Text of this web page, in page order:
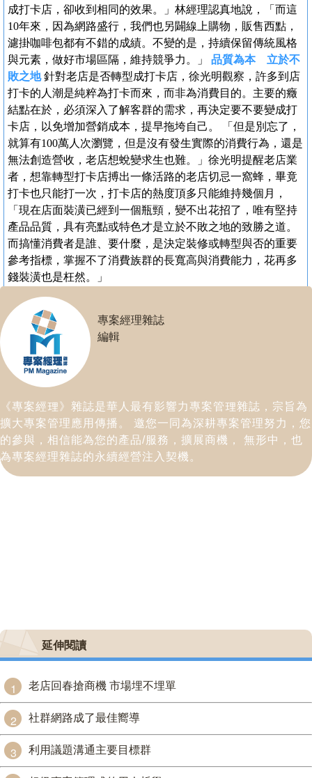
成打卡店，卻收到相同的效果。」林經理認真地說，「而這
10年來，因為網路盛行，我們也另闢線上購物，販售西點，
濾掛咖啡包都有不錯的成績。不變的是，持續保留傳統風格
與元素，做好市場區隔，維持競爭力。」 品質為本 立於不
敗之地針對老店是否轉型成打卡店，徐光明觀察，許多到店
打卡的人潮是純粹為打卡而來，而非為消費目的。主要的癥
結點在於，必須深入了解客群的需求，再決定要不要變成打
卡店，以免增加營銷成本，提早拖垮自己。 「但是別忘了，
就算有100萬人次瀏覽，但是沒有發生實際的消費行為，還是
無法創造營收，老店想蛻變求生也難。」徐光明提醒老店業
者，想靠轉型打卡店搏出一條活路的老店切忌一窩蜂，畢竟
打卡也只能打一次，打卡店的熱度頂多只能維持幾個月，
「現在店面裝潢已經到一個瓶頸，變不出花招了，唯有堅持
產品品質，具有亮點或特色才是立於不敗之地的致勝之道。
而搞懂消費者是誰、要什麼，是決定裝修或轉型與否的重要
參考指標，掌握不了消費族群的長寬高與消費能力，花再多
錢裝潢也是枉然。」
專案經理雜誌
編輯
《專案經理》雜誌是華人最有影響力專案管理雜誌，宗旨為
擴大專案管理應用傳播。 邀您一同為深耕專案管理努力，您
的參與，相信能為您的產品/服務，擴展商機， 無形中，也
為專案經理雜誌的永續經營注入契機。
延伸閱讀
1 老店回春搶商機 市場埋不埋單
2 社群網路成了最佳嚮導
3 利用議題溝通主要目標群